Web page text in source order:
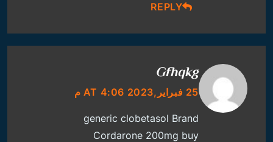
REPLY
Gfhqkg
25 فبراير,2023 AT 4:06 م
generic clobetasol Brand
Cordarone 200mg buy